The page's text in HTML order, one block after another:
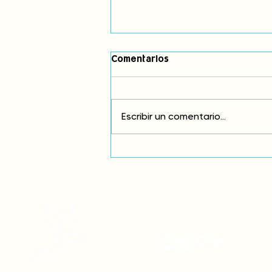
Comentarios
Escribir un comentario...